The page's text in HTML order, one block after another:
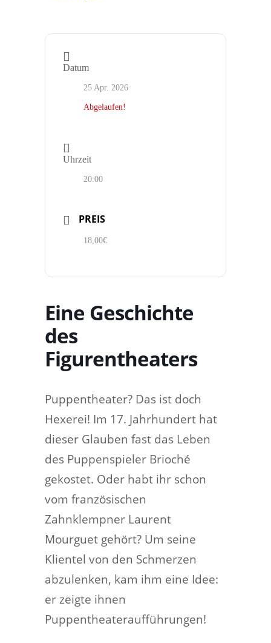
Datum
25 Apr. 2026
Abgelaufen!
Uhrzeit
20:00
PREIS
18,00€
Eine Geschichte
des
Figurentheaters
Puppentheater? Das ist doch
Hexerei! Im 17. Jahrhundert hat
dieser Glauben fast das Leben
des Puppenspieler Brioché
gekostet. Oder habt ihr schon
vom französischen
Zahnklempner Laurent
Mourguet gehört? Um seine
Klientel von den Schmerzen
abzulenken, kam ihm eine Idee:
er zeigte ihnen
Puppentheateraufführungen!